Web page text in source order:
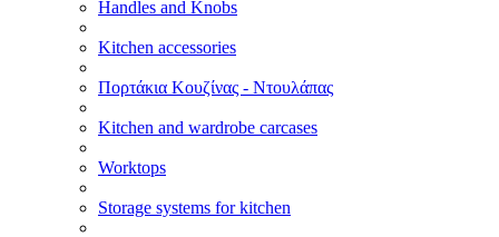
Handles and Knobs
Kitchen accessories
Πορτάκια Κουζίνας - Ντουλάπας
Kitchen and wardrobe carcases
Worktops
Storage systems for kitchen